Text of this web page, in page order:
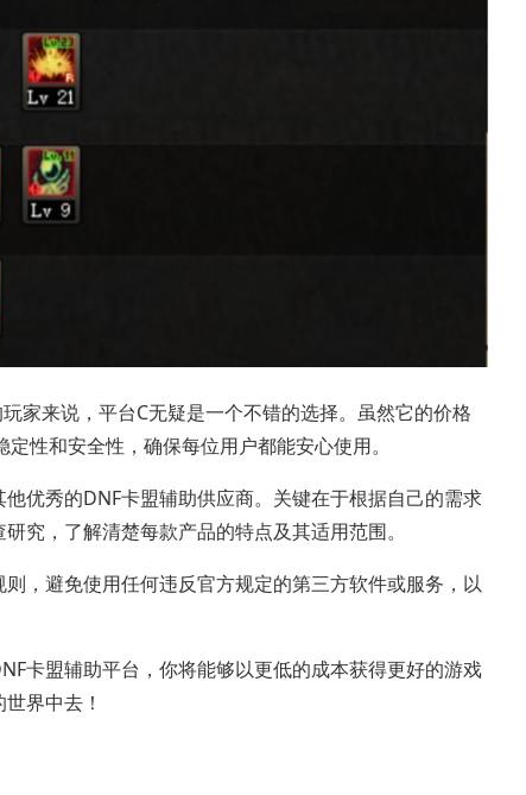
家来说，平台C无疑是一个不错的选择。虽然它的价格
性和安全性，确保每位用户都能安心使用。
优秀的DNF卡盟辅助供应商。关键在于根据自己的需求
究，了解清楚每款产品的特点及其适用范围。
，避免使用任何违反官方规定的第三方软件或服务，以
卡盟辅助平台，你将能够以更低的成本获得更好的游戏
界中去！